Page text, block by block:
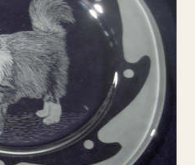
verre